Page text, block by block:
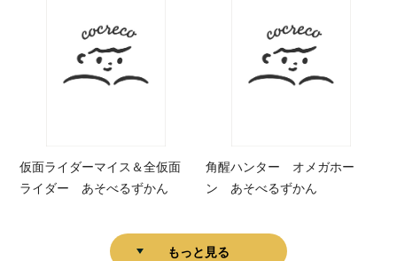
仮面ライダーマイス＆全仮面
ライダー あそべるずかん
角醒ハンター オメガホー
ン あそべるずかん
もっと見る